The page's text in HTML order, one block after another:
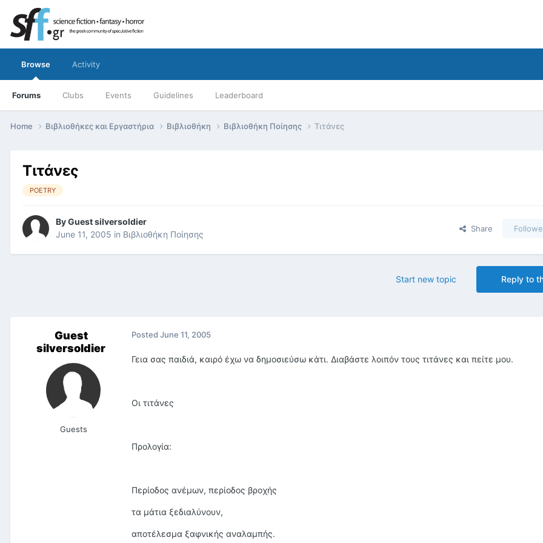
Browse
Forums Clubs Events Guidelines Leaderboard
Activity
Home Βιβλιοθήκες και Εργαστήρια Βιβλιοθήκη Βιβλιοθήκη Ποίησης Τιτάνες
Τιτάνες
POETRY
ByGuest silversoldier
June 11, 2005 in Βιβλιοθήκη Ποίησης
Share
Reply to
Start new topic
Guest
silversoldier
Guests
Posted June 11, 2005
Γεια σας παιδιά, καιρό έχω να δημοσιεύσω κάτι. Διαβάστε λοιπόν τους τιτάνες και πείτε μου.
Οι τιτάνες
Προλογία:
Περίοδος ανέμων, περίοδος βροχής
τα μάτια ξεδιαλύνουν,
αποτέλεσμα ξαφνικής αναλαμπής.